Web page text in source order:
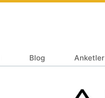
Blog Anketler